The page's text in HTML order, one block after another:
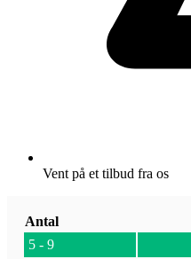
Vent på et tilbud fra os
Antal
5 - 9